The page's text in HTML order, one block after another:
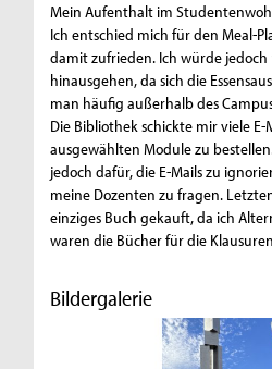
Mein Aufenthalt im
Ich entschied mich für den Meal-
damit zufrieden. Ich würde
hinausgehen, da sich die
man häufig außerhalb des
Die Bibliothek schickte mir viele
ausgewählten Module zu
jedoch dafür, die E-Mails zu
meine Dozenten zu fragen.
einziges Buch gekauft, da ich
waren die Bücher für die
Bildergalerie